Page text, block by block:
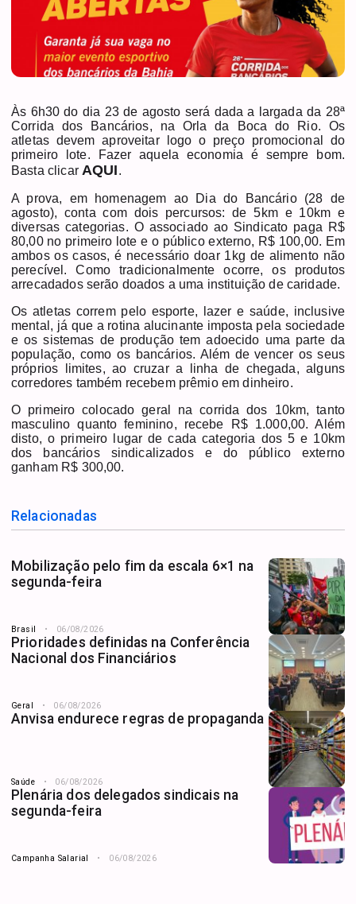
Às 6h30 do dia 23 de agosto será dada a largada da 28ª
Corrida dos Bancários, na Orla da Boca do Rio. Os
atletas devem aproveitar logo o preço promocional do
primeiro lote. Fazer aquela economia é sempre bom.
Basta clicar AQUI.
A prova, em homenagem ao Dia do Bancário (28 de
agosto), conta com dois percursos: de 5km e 10km e
diversas categorias. O associado ao Sindicato paga R$
80,00 no primeiro lote e o público externo, R$ 100,00. Em
ambos os casos, é necessário doar 1kg de alimento não
perecível. Como tradicionalmente ocorre, os produtos
arrecadados serão doados a uma instituição de caridade.
Os atletas correm pelo esporte, lazer e saúde, inclusive
mental, já que a rotina alucinante imposta pela sociedade
e os sistemas de produção tem adoecido uma parte da
população, como os bancários. Além de vencer os seus
próprios limites, ao cruzar a linha de chegada, alguns
corredores também recebem prêmio em dinheiro.
O primeiro colocado geral na corrida dos 10km, tanto
masculino quanto feminino, recebe R$ 1.000,00. Além
disto, o primeiro lugar de cada categoria dos 5 e 10km
dos bancários sindicalizados e do público externo
ganham R$ 300,00.
Relacionadas
Mobilização pelo fim da escala 6×1 na
segunda-feira
Brasil 06/08/2026
Prioridades definidas na Conferência
Nacional dos Financiários
Geral 06/08/2026
Anvisa endurece regras de propaganda
Saúde 06/08/2026
Plenária dos delegados sindicais na
segunda-feira
Campanha Salarial 06/08/2026